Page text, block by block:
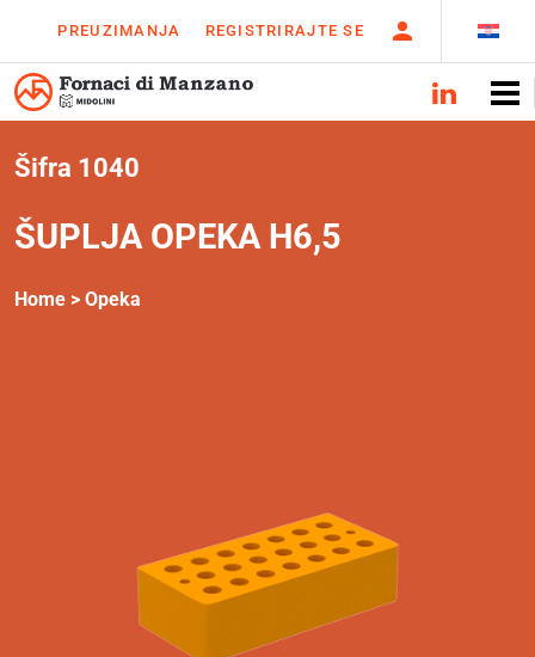
PREUZIMANJA REGISTRIRAJTE SE
Šifra 1040
ŠUPLJA OPEKA H6,5
Home > Opeka